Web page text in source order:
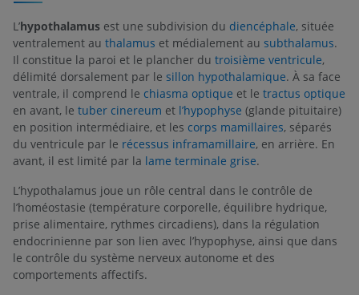
L’hypothalamus est une subdivision du diencéphale, située
ventralement au thalamus et médialement au subthalamus.
Il constitue la paroi et le plancher du troisième ventricule,
délimité dorsalement par le sillon hypothalamique. À sa face
ventrale, il comprend le chiasma optique et le tractus optique
en avant, le tuber cinereum et l’hypophyse (glande pituitaire)
en position intermédiaire, et les corps mamillaires, séparés
du ventricule par le récessus inframamillaire, en arrière. En
avant, il est limité par la lame terminale grise.
L’hypothalamus joue un rôle central dans le contrôle de
l’homéostasie (température corporelle, équilibre hydrique,
prise alimentaire, rythmes circadiens), dans la régulation
endocrinienne par son lien avec l’hypophyse, ainsi que dans
le contrôle du système nerveux autonome et des
comportements affectifs.